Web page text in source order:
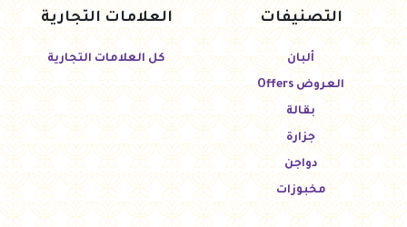
التصنيفات
ألبان
العروض Offers
بقالة
جزارة
دواجن
مخبوزات
العلامات التجارية
كل العلامات التجارية